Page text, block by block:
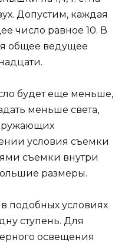
Допустим, каждая
число равное 10. В
общее ведущее
будет еще меньше,
меньше света,
условия съемки
съемки внутри
размеры.
подобных условиях
ступень. Для
освещения